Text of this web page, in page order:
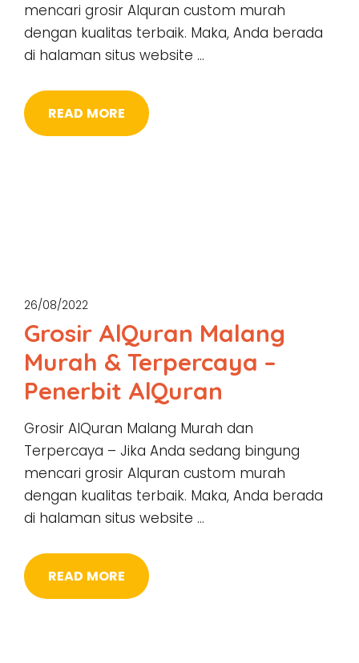
mencari grosir Alquran custom murah
dengan kualitas terbaik. Maka, Anda berada
di halaman situs website …
READ MORE
26/08/2022
Grosir AlQuran Malang
Murah & Terpercaya –
Penerbit AlQuran
Grosir AlQuran Malang Murah dan
Terpercaya – Jika Anda sedang bingung
mencari grosir Alquran custom murah
dengan kualitas terbaik. Maka, Anda berada
di halaman situs website …
READ MORE